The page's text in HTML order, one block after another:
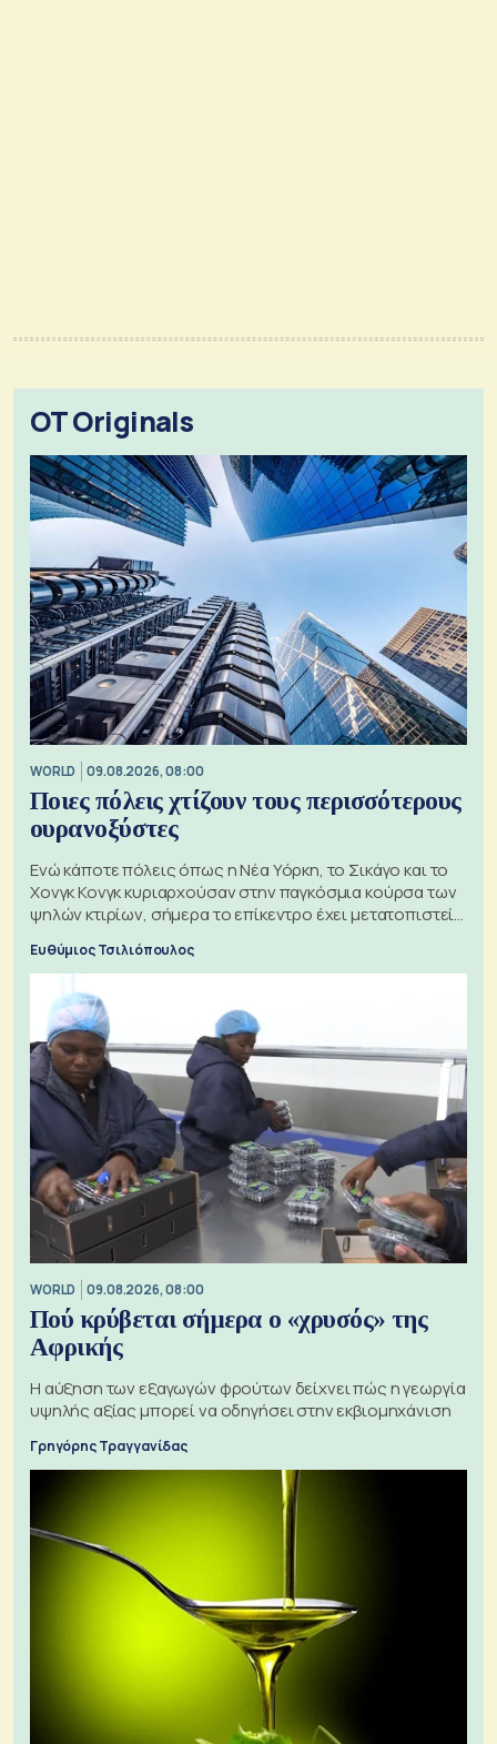
OT Originals
WORLD 09.08.2026, 08:00
Ποιες πόλεις χτίζουν τους περισσότερους
ουρανοξύστες
Ενώ κάποτε πόλεις όπως η Νέα Υόρκη, το Σικάγο και το
Χονγκ Κονγκ κυριαρχούσαν στην παγκόσμια κούρσα των
ψηλών κτιρίων, σήμερα το επίκεντρο έχει μετατοπιστεί
Ευθύμιος Τσιλιόπουλος
WORLD 09.08.2026, 08:00
Πού κρύβεται σήμερα ο «χρυσός» της
Αφρικής
Η αύξηση των εξαγωγών φρούτων δείχνει πώς η γεωργία
υψηλής αξίας μπορεί να οδηγήσει στην εκβιομηχάνιση
Γρηγόρης Τραγγανίδας